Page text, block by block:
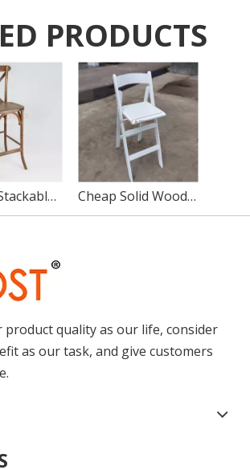
PRODUCTS
Outdoor Stackable Wooden Cross Back Chair Portable Cross Barstool Hotel Bar Chairs Cheap Solid Wooden Folding Chair Bar Furniture White Wedding Folding Barstool Chairs Wholesale
product quality as our life, consider
as our task, and give customers